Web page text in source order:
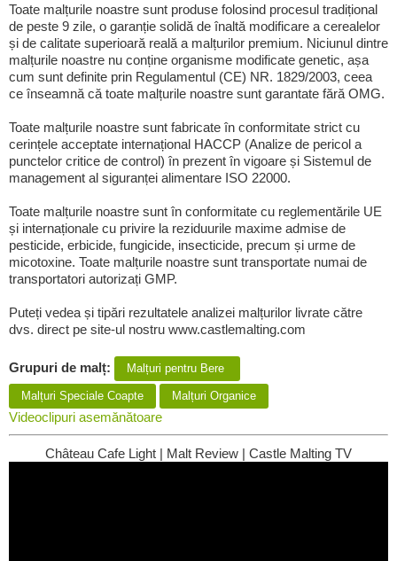
Toate malțurile noastre sunt produse folosind procesul tradițional
de peste 9 zile, o garanție solidă de înaltă modificare a cerealelor
și de calitate superioară reală a malțurilor premium. Niciunul dintre
malțurile noastre nu conține organisme modificate genetic, așa
cum sunt definite prin Regulamentul (CE) NR. 1829/2003, ceea
ce înseamnă că toate malțurile noastre sunt garantate fără OMG.
Toate malțurile noastre sunt fabricate în conformitate strict cu
cerințele acceptate internațional HACCP (Analize de pericol a
punctelor critice de control) în prezent în vigoare și Sistemul de
management al siguranței alimentare ISO 22000.
Toate malțurile noastre sunt în conformitate cu reglementările UE
și internaționale cu privire la reziduurile maxime admise de
pesticide, erbicide, fungicide, insecticide, precum și urme de
micotoxine. Toate malțurile noastre sunt transportate numai de
transportatori autorizați GMP.
Puteți vedea și tipări rezultatele analizei malțurilor livrate către
dvs. direct pe site-ul nostru www.castlemalting.com
Grupuri de malț: Malțuri pentru Bere
Malțuri Speciale Coapte Malțuri Organice
Videoclipuri asemănătoare
Château Cafe Light | Malt Review | Castle Malting TV